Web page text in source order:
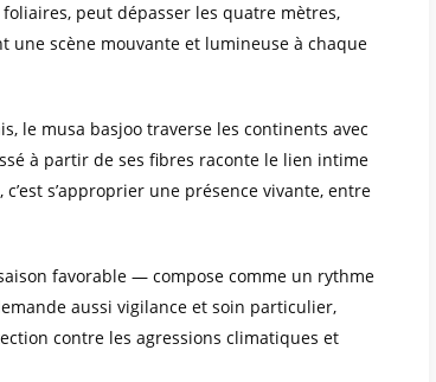
peut dépasser les quatre mètres,
une scène mouvante et lumineuse à chaque
le musa basjoo traverse les continents avec
à partir de ses fibres raconte le lien intime
s’approprier une présence vivante, entre
favorable — compose comme un rythme
aussi vigilance et soin particulier,
contre les agressions climatiques et